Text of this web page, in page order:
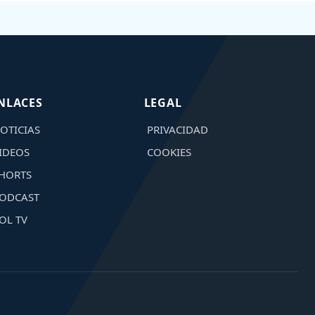
TV
LEGAL
PRIVACIDAD
COOKIES